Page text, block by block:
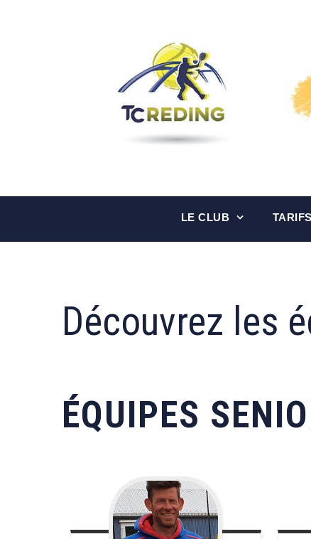
LE CLUB TARIFS
Découvrez les
ÉQUIPES